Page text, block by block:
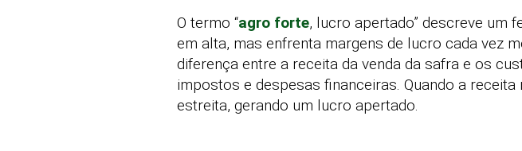
O termo “agro forte, lucro apertado” descreve um
em alta, mas enfrenta margens de lucro cada vez
diferença entre a receita da venda da safra e os
impostos e despesas financeiras. Quando a
estreita, gerando um lucro apertado.